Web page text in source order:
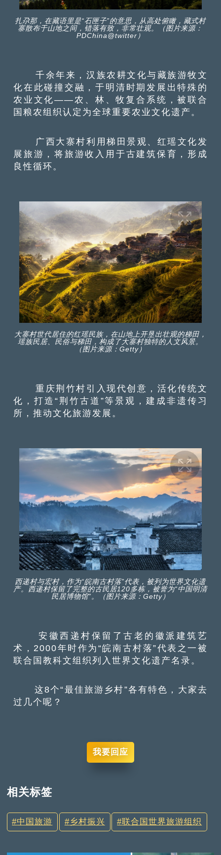
扎尕那，在藏语里是“石匣子”的意思，从高处俯瞰，藏式村
寨散布于山地之间，错落有致，非常壮观。（图片来源：
PDChina@twitter）
千余年来，汉族农耕文化与藏族游牧文
化在此碰撞交融，于明清时期发展出特殊的
农业文化——农、林、牧复合系统，被联合
国粮农组织认定为全球重要农业文化遗产。
广西大寨村利用梯田景观、红瑶文化发
展旅游，将旅游收入用于古建筑保育，形成
良性循环。
大寨村世代居住的红瑶民族，在山地上开垦出壮观的梯田，
瑶族民居、民俗与梯田，构成了大寨村独特的人文风景。
（图片来源：Getty）
重庆荆竹村引入现代创意，活化传统文
化，打造“荆竹古道”等景观，建成非遗传习
所，推动文化旅游发展。
西递村与宏村，作为“皖南古村落”代表，被列为世界文化遗
产。西递村保留了完整的古民居120多栋，被誉为“中国明清
民居博物馆”。（图片来源：Getty）
安徽西递村保留了古老的徽派建筑艺
术，2000年时作为“皖南古村落”代表之一被
联合国教科文组织列入世界文化遗产名录。
这8个“最佳旅游乡村”各有特色，大家去
过几个呢？
我要回应
相关标签
中国旅游 乡村振兴 联合国世界旅游组织